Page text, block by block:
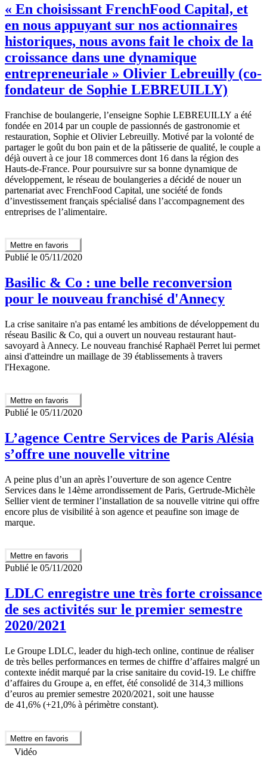
« En choisissant FrenchFood Capital, et
en nous appuyant sur nos actionnaires
historiques, nous avons fait le choix de la
croissance dans une dynamique
entrepreneuriale » Olivier Lebreuilly (co-
fondateur de Sophie LEBREUILLY)
Franchise de boulangerie, l’enseigne Sophie LEBREUILLY a été
fondée en 2014 par un couple de passionnés de gastronomie et
restauration, Sophie et Olivier Lebreuilly. Motivé par la volonté de
partager le goût du bon pain et de la pâtisserie de qualité, le couple a
déjà ouvert à ce jour 18 commerces dont 16 dans la région des
Hauts-de-France. Pour poursuivre sur sa bonne dynamique de
développement, le réseau de boulangeries a décidé de nouer un
partenariat avec FrenchFood Capital, une société de fonds
d’investissement français spécialisé dans l’accompagnement des
entreprises de l’alimentaire.
Mettre en favoris
Publié le 05/11/2020
Basilic & Co : une belle reconversion
pour le nouveau franchisé d'Annecy
La crise sanitaire n'a pas entamé les ambitions de développement du
réseau Basilic & Co, qui a ouvert un nouveau restaurant haut-
savoyard à Annecy. Le nouveau franchisé Raphaël Perret lui permet
ainsi d'atteindre un maillage de 39 établissements à travers
l'Hexagone.
Mettre en favoris
Publié le 05/11/2020
L’agence Centre Services de Paris Alésia
s’offre une nouvelle vitrine
A peine plus d’un an après l’ouverture de son agence Centre
Services dans le 14ème arrondissement de Paris, Gertrude-Michèle
Sellier vient de terminer l’installation de sa nouvelle vitrine qui offre
encore plus de visibilité à son agence et peaufine son image de
marque.
Mettre en favoris
Publié le 05/11/2020
LDLC enregistre une très forte croissance
de ses activités sur le premier semestre
2020/2021
Le Groupe LDLC, leader du high-tech online, continue de réaliser
de très belles performances en termes de chiffre d’affaires malgré un
contexte inédit marqué par la crise sanitaire du covid-19. Le chiffre
d’affaires du Groupe a, en effet, été consolidé de 314,3 millions
d’euros au premier semestre 2020/2021, soit une hausse
de 41,6% (+21,0% à périmètre constant).
Mettre en favoris
Vidéo